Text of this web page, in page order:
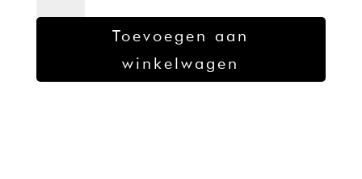
Toevoegen aan
winkelwagen